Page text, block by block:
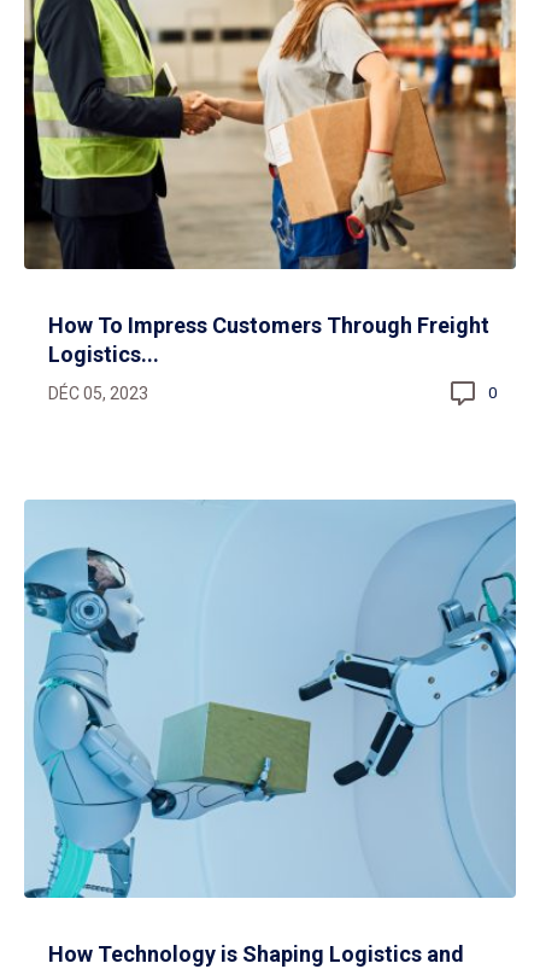
How To Impress Customers Through Freight
Logistics...
DÉC 05, 2023 0
How Technology is Shaping Logistics and